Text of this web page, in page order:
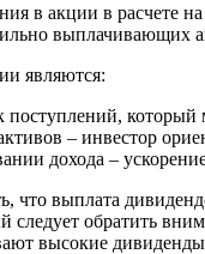
в акции в расчете
выплачивающих
являются:
поступлений, который
– инвестор
дохода –
что выплата
следует обратить
высокие